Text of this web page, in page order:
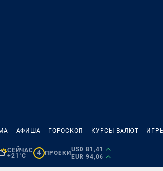
АФИША ГОРОСКОП КУРСЫ ВАЛЮТ
СЕЙЧАС
+21°C
4 ПРОБКИ
USD 81,41
EUR 94,06